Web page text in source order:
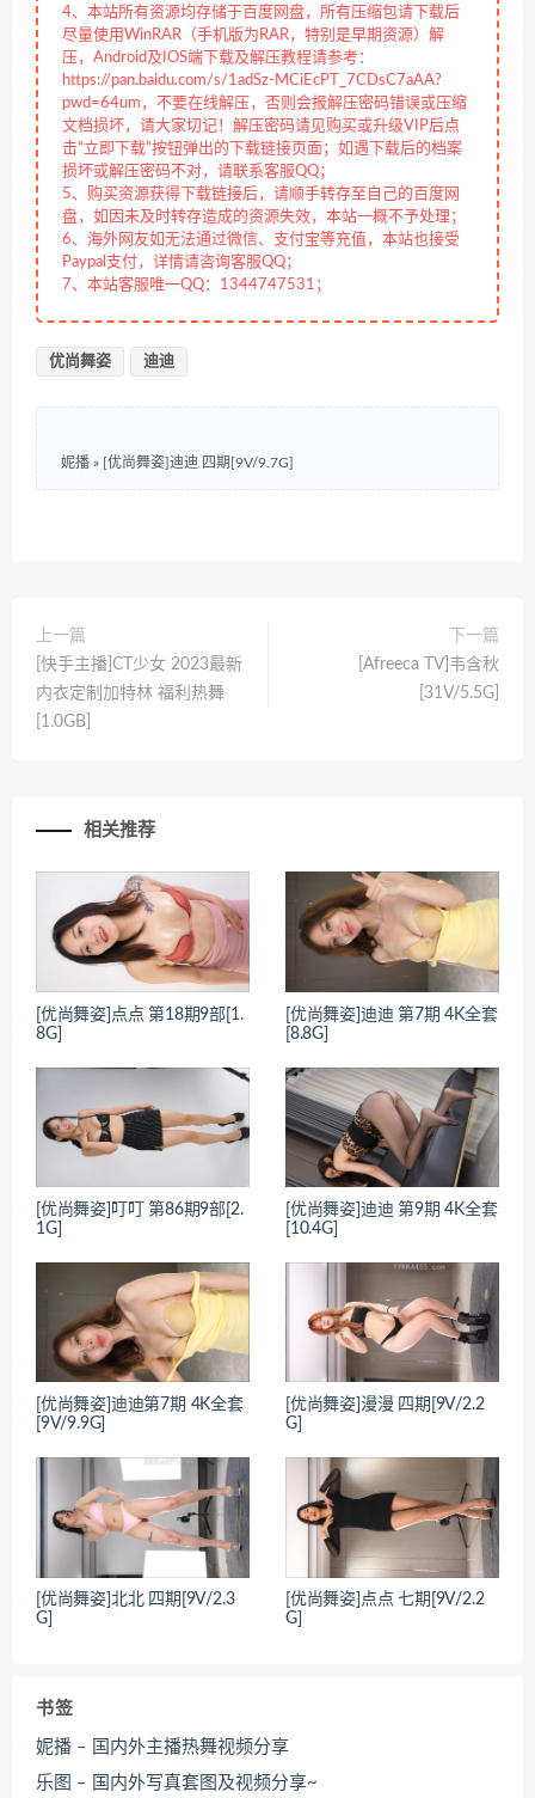
4、本站所有资源均存储于百度网盘，所有压缩包请下载后
尽量使用WinRAR（手机版为RAR，特别是早期资源）解
压，Android及IOS端下载及解压教程请参考：
https://pan.baidu.com/s/1adSz-MCiEcPT_7CDsC7aAA?
pwd=64um，不要在线解压，否则会报解压密码错误或压缩
文档损坏，请大家切记！解压密码请见购买或升级VIP后点
击“立即下载”按钮弹出的下载链接页面；如遇下载后的档案
损坏或解压密码不对，请联系客服QQ；
5、购买资源获得下载链接后，请顺手转存至自己的百度网
盘，如因未及时转存造成的资源失效，本站一概不予处理；
6、海外网友如无法通过微信、支付宝等充值，本站也接受
Paypal支付，详情请咨询客服QQ；
7、本站客服唯一QQ：1344747531；
优尚舞姿 迪迪
妮播 » [优尚舞姿]迪迪 四期[9V/9.7G]
上一篇
[快手主播]CT少女 2023最新
内衣定制加特林 福利热舞
[1.0GB]
下一篇
[Afreeca TV]韦含秋
[31V/5.5G]
相关推荐
[优尚舞姿]点点 第18期9部[1.
8G]
[优尚舞姿]迪迪 第7期 4K全套
[8.8G]
[优尚舞姿]叮叮 第86期9部[2.
1G]
[优尚舞姿]迪迪 第9期 4K全套
[10.4G]
[优尚舞姿]迪迪第7期 4K全套
[9V/9.9G]
[优尚舞姿]漫漫 四期[9V/2.2
G]
[优尚舞姿]北北 四期[9V/2.3
G]
[优尚舞姿]点点 七期[9V/2.2
G]
书签
妮播 – 国内外主播热舞视频分享
乐图 – 国内外写真套图及视频分享~